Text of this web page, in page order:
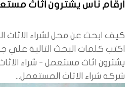
ارقام ناس يشترون اثاث
كيف ابحث عن محل لشراء الاثاث
اكتب كلمات البحث التالية علي
يشترون اثاث مستعمل - شراء
شركه شراء الاثاث المستعمل...